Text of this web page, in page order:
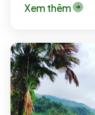
Cai), Bản…
Xem thêm